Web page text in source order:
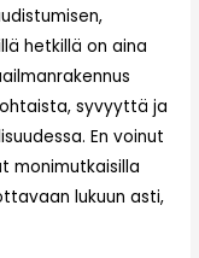
hetkillä on aina
syvyyttä ja
En voinut
monimutkaisilla
lukuun asti,